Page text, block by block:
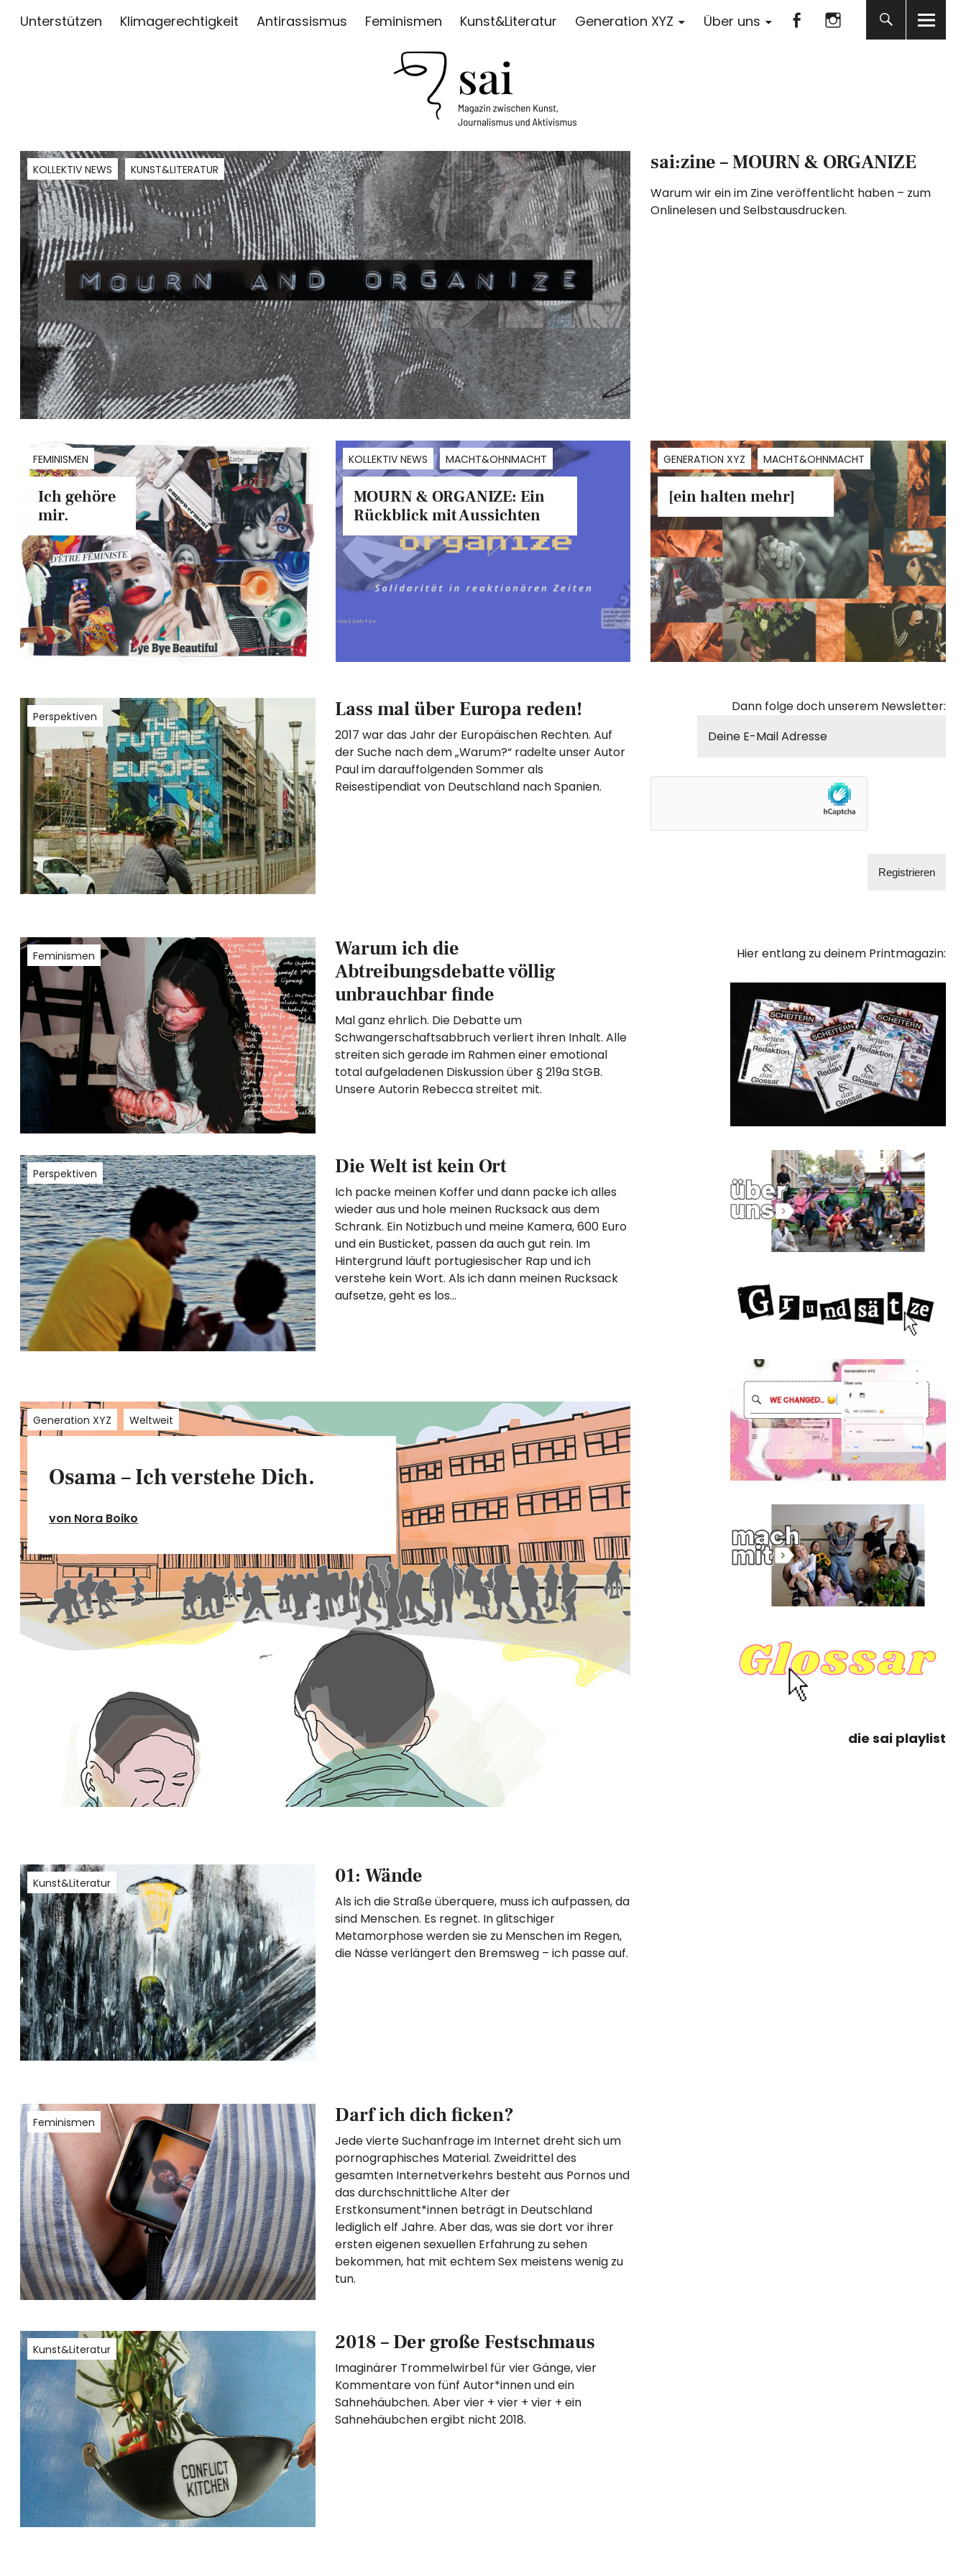
Unterstützen Klimagerechtigkeit Antirassismus Feminismen Kunst&Literatur Generation XYZ Über uns
ZWISCHEN KUNST, JOURNALISMUS UND AKTIVISMUS
FacebookInstagram
KOLLEKTIV NEWS KUNST&LITERATUR sai:zine – MOURN & ORGANIZE
Warum wir ein im Zine veröffentlicht haben – zum
Onlinelesen und Selbstausdrucken.
FEMINISMEN
Ich gehöre
mir.
KOLLEKTIV NEWS MACHT&OHNMACHT
MOURN & ORGANIZE: Ein
Rückblick mit Aussichten
GENERATION XYZ MACHT&OHNMACHT
[ein halten mehr]
Perspektiven Lass mal über Europa reden!
2017 war das Jahr der Europäischen Rechten. Auf
der Suche nach dem „Warum?“ radelte unser Autor
Paul im darauffolgenden Sommer als
Reisestipendiat von Deutschland nach Spanien.
Feminismen
Warum ich die
Abtreibungsdebatte völlig
unbrauchbar finde
Mal ganz ehrlich. Die Debatte um
Schwangerschaftsabbruch verliert ihren Inhalt. Alle
streiten sich gerade im Rahmen einer emotional
total aufgeladenen Diskussion über § 219a StGB.
Unsere Autorin Rebecca streitet mit.
Perspektiven Die Welt ist kein Ort
Ich packe meinen Koffer und dann packe ich alles
wieder aus und hole meinen Rucksack aus dem
Schrank. Ein Notizbuch und meine Kamera, 600 Euro
und ein Busticket, passen da auch gut rein. Im
Hintergrund läuft portugiesischer Rap und ich
verstehe kein Wort. Als ich dann meinen Rucksack
aufsetze, geht es los…
Generation XYZ Weltweit
Osama – Ich verstehe Dich.
von Nora Boiko
Kunst&Literatur 01: Wände
Als ich die Straße überquere, muss ich aufpassen, da
sind Menschen. Es regnet. In glitschiger
Metamorphose werden sie zu Menschen im Regen,
die Nässe verlängert den Bremsweg – ich passe auf.
Feminismen Darf ich dich ficken?
Jede vierte Suchanfrage im Internet dreht sich um
pornographisches Material. Zweidrittel des
gesamten Internetverkehrs besteht aus Pornos und
das durchschnittliche Alter der
Erstkonsument*innen beträgt in Deutschland
lediglich elf Jahre. Aber das, was sie dort vor ihrer
ersten eigenen sexuellen Erfahrung zu sehen
bekommen, hat mit echtem Sex meistens wenig zu
tun.
Kunst&Literatur 2018 – Der große Festschmaus
Imaginärer Trommelwirbel für vier Gänge, vier
Kommentare von fünf Autor*innen und ein
Sahnehäubchen. Aber vier + vier + vier + ein
Sahnehäubchen ergibt nicht 2018.
Dann folge doch unserem Newsletter:
Hier entlang zu deinem Printmagazin:
die sai playlist